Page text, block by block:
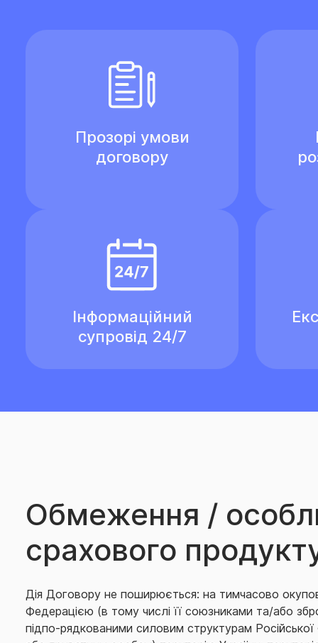
Прозорі умови
договору
Інформаційний
супровід 24/7
Обмеження /
срахового
Дія Договору не поширюється: на тимчасово
Федерацією (в тому числі її союзниками та/або
підпо-рядкованими силовим структурам Російської